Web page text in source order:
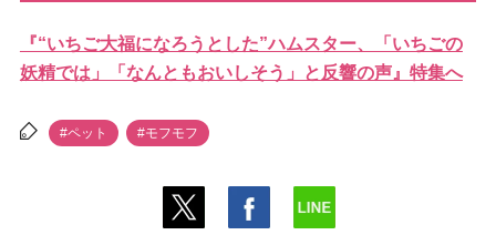
『“いちご大福になろうとした”ハムスター、「いちごの
妖精では」「なんともおいしそう」と反響の声』特集へ
#ペット #モフモフ